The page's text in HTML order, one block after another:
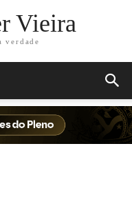
Vieira
verdade